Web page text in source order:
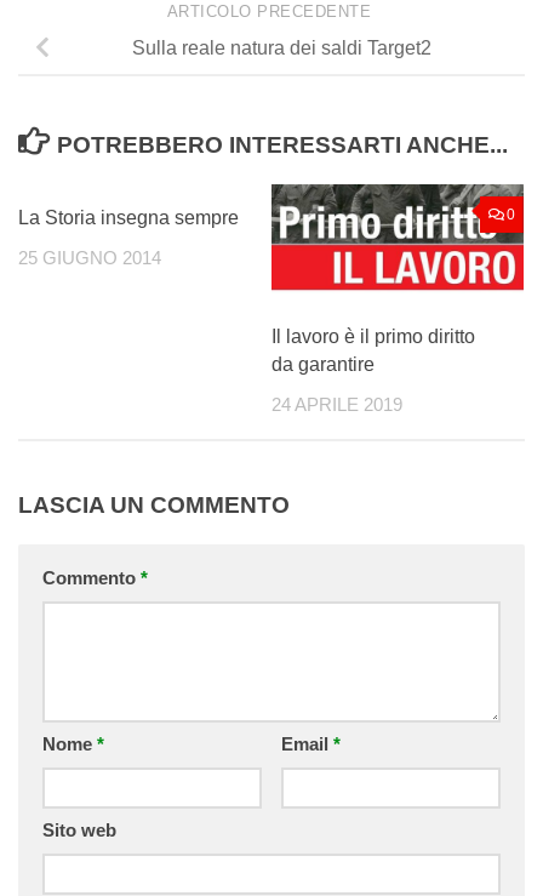
ARTICOLO PRECEDENTE
Sulla reale natura dei saldi Target2
POTREBBERO INTERESSARTI ANCHE...
La Storia insegna sempre
25 GIUGNO 2014
0
Il lavoro è il primo diritto
da garantire
24 APRILE 2019
LASCIA UN COMMENTO
Commento *
Nome * Email *
Sito web